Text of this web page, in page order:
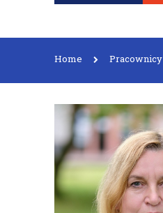
Home Pracownicy